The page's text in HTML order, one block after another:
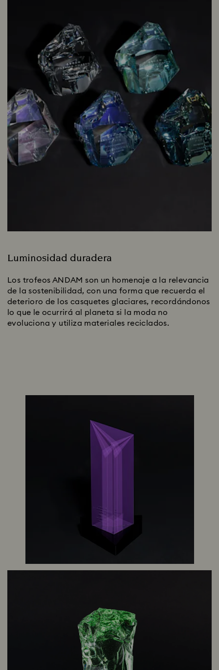
Luminosidad duradera
Los trofeos ANDAM son un homenaje a la relevancia
de la sostenibilidad, con una forma que recuerda el
deterioro de los casquetes glaciares, recordándonos
lo que le ocurrirá al planeta si la moda no
evoluciona y utiliza materiales reciclados.